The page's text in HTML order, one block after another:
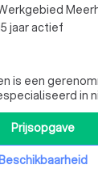
is een
in
en
aanpak
Onze
Prijsopgave
jaar actief